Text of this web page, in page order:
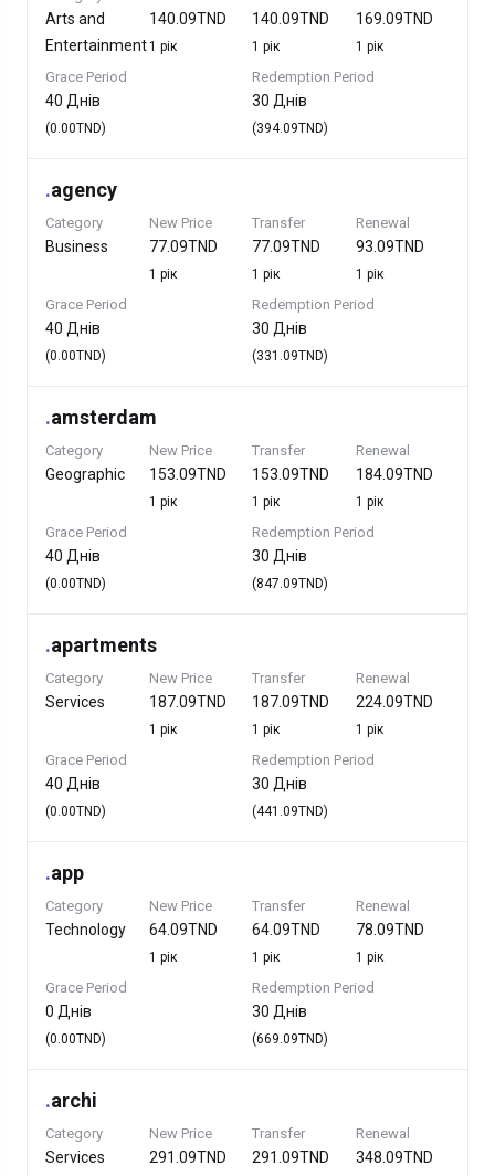
Arts and
Entertainment
140.09TND
1 рік
140.09TND
1 рік
169.09TND
1 рік
Grace Period
40 Днів
(0.00TND)
Redemption Period
30 Днів
(394.09TND)
.agency
Category
Business
New Price
77.09TND
1 рік
Transfer
77.09TND
1 рік
Renewal
93.09TND
1 рік
Grace Period
40 Днів
(0.00TND)
Redemption Period
30 Днів
(331.09TND)
.amsterdam
Category
Geographic
New Price
153.09TND
1 рік
Transfer
153.09TND
1 рік
Renewal
184.09TND
1 рік
Grace Period
40 Днів
(0.00TND)
Redemption Period
30 Днів
(847.09TND)
.apartments
Category
Services
New Price
187.09TND
1 рік
Transfer
187.09TND
1 рік
Renewal
224.09TND
1 рік
Grace Period
40 Днів
(0.00TND)
Redemption Period
30 Днів
(441.09TND)
.app
Category
Technology
New Price
64.09TND
1 рік
Transfer
64.09TND
1 рік
Renewal
78.09TND
1 рік
Grace Period
0 Днів
(0.00TND)
Redemption Period
30 Днів
(669.09TND)
.archi
Category
Services
New Price
291.09TND
Transfer
291.09TND
Renewal
348.09TND